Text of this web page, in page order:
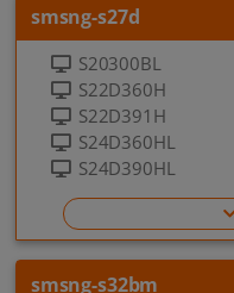
smsng-s27d
S20300BL
S22D360H
S22D391H
S24D360HL
S24D390HL
smsng-s32bm